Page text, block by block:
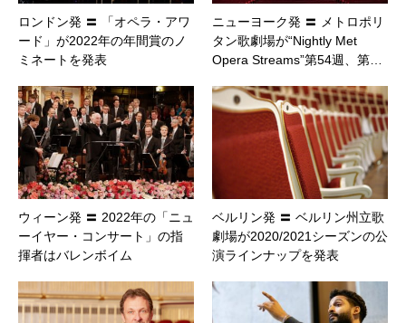
ロンドン発 〓 「オペラ・アワ
ード」が2022年の年間賞のノ
ミネートを発表
ニューヨーク発 〓 メトロポリ
タン歌劇場が“Nightly Met
Opera Streams”第54週、第…
ウィーン発 〓 2022年の「ニュ
ーイヤー・コンサート」の指
揮者はバレンボイム
ベルリン発 〓 ベルリン州立歌
劇場が2020/2021シーズンの公
演ラインナップを発表